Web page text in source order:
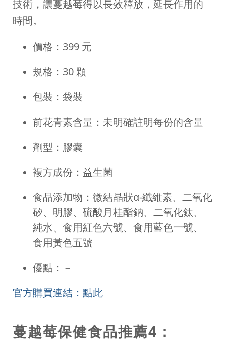
技術，讓蔓越莓得以長效釋放，延長作用的
時間。
價格：399 元
規格：30 顆
包裝：袋裝
前花青素含量：未明確註明每份的含量
劑型：膠囊
複方成份：益生菌
食品添加物：微結晶狀α-纖維素、二氧化
矽、明膠、硫酸月桂酯鈉、二氧化鈦、
純水、食用紅色六號、食用藍色一號、
食用黃色五號
優點：－
官方購買連結：點此
蔓越莓保健食品推薦4：